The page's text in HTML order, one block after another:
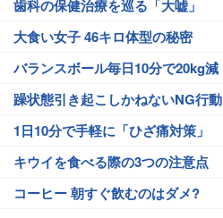
歯科の保健治療を巡る「大嘘」
大食い女子 46キロ体型の秘密
バランスボール毎日10分で20kg減
躁状態引き起こしかねないNG行動
1日10分で手軽に「ひざ痛対策」
キウイを食べる際の3つの注意点
コーヒー 朝すぐ飲むのはダメ?